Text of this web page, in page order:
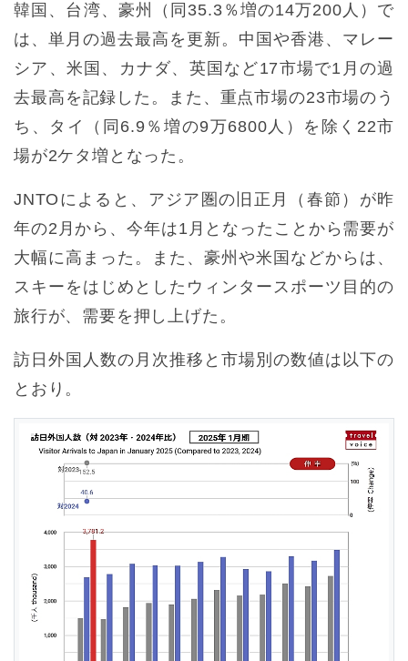
韓国、台湾、豪州（同35.3％増の14万200人）で
は、単月の過去最高を更新。中国や香港、マレー
シア、米国、カナダ、英国など17市場で1月の過
去最高を記録した。また、重点市場の23市場のう
ち、タイ（同6.9％増の9万6800人）を除く22市
場が2ケタ増となった。
JNTOによると、アジア圏の旧正月（春節）が昨
年の2月から、今年は1月となったことから需要が
大幅に高まった。また、豪州や米国などからは、
スキーをはじめとしたウィンタースポーツ目的の
旅行が、需要を押し上げた。
訪日外国人数の月次推移と市場別の数値は以下の
とおり。